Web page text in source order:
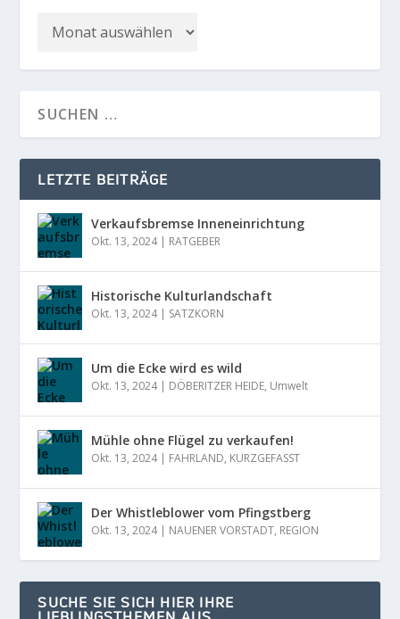
LETZTE BEITRÄGE
Verkaufsbremse Inneneinrichtung
Okt. 13, 2024| RATGEBER
Historische Kulturlandschaft
Okt. 13, 2024| SATZKORN
Um die Ecke wird es wild
Okt. 13, 2024| DÖBERITZER HEIDE, Umwelt
Mühle ohne Flügel zu verkaufen!
Okt. 13, 2024| FAHRLAND, KURZGEFASST
Der Whistleblower vom Pfingstberg
Okt. 13, 2024| NAUENER VORSTADT, REGION
SUCHE SIE SICH HIER IHRE